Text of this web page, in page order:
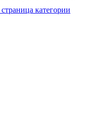
категории